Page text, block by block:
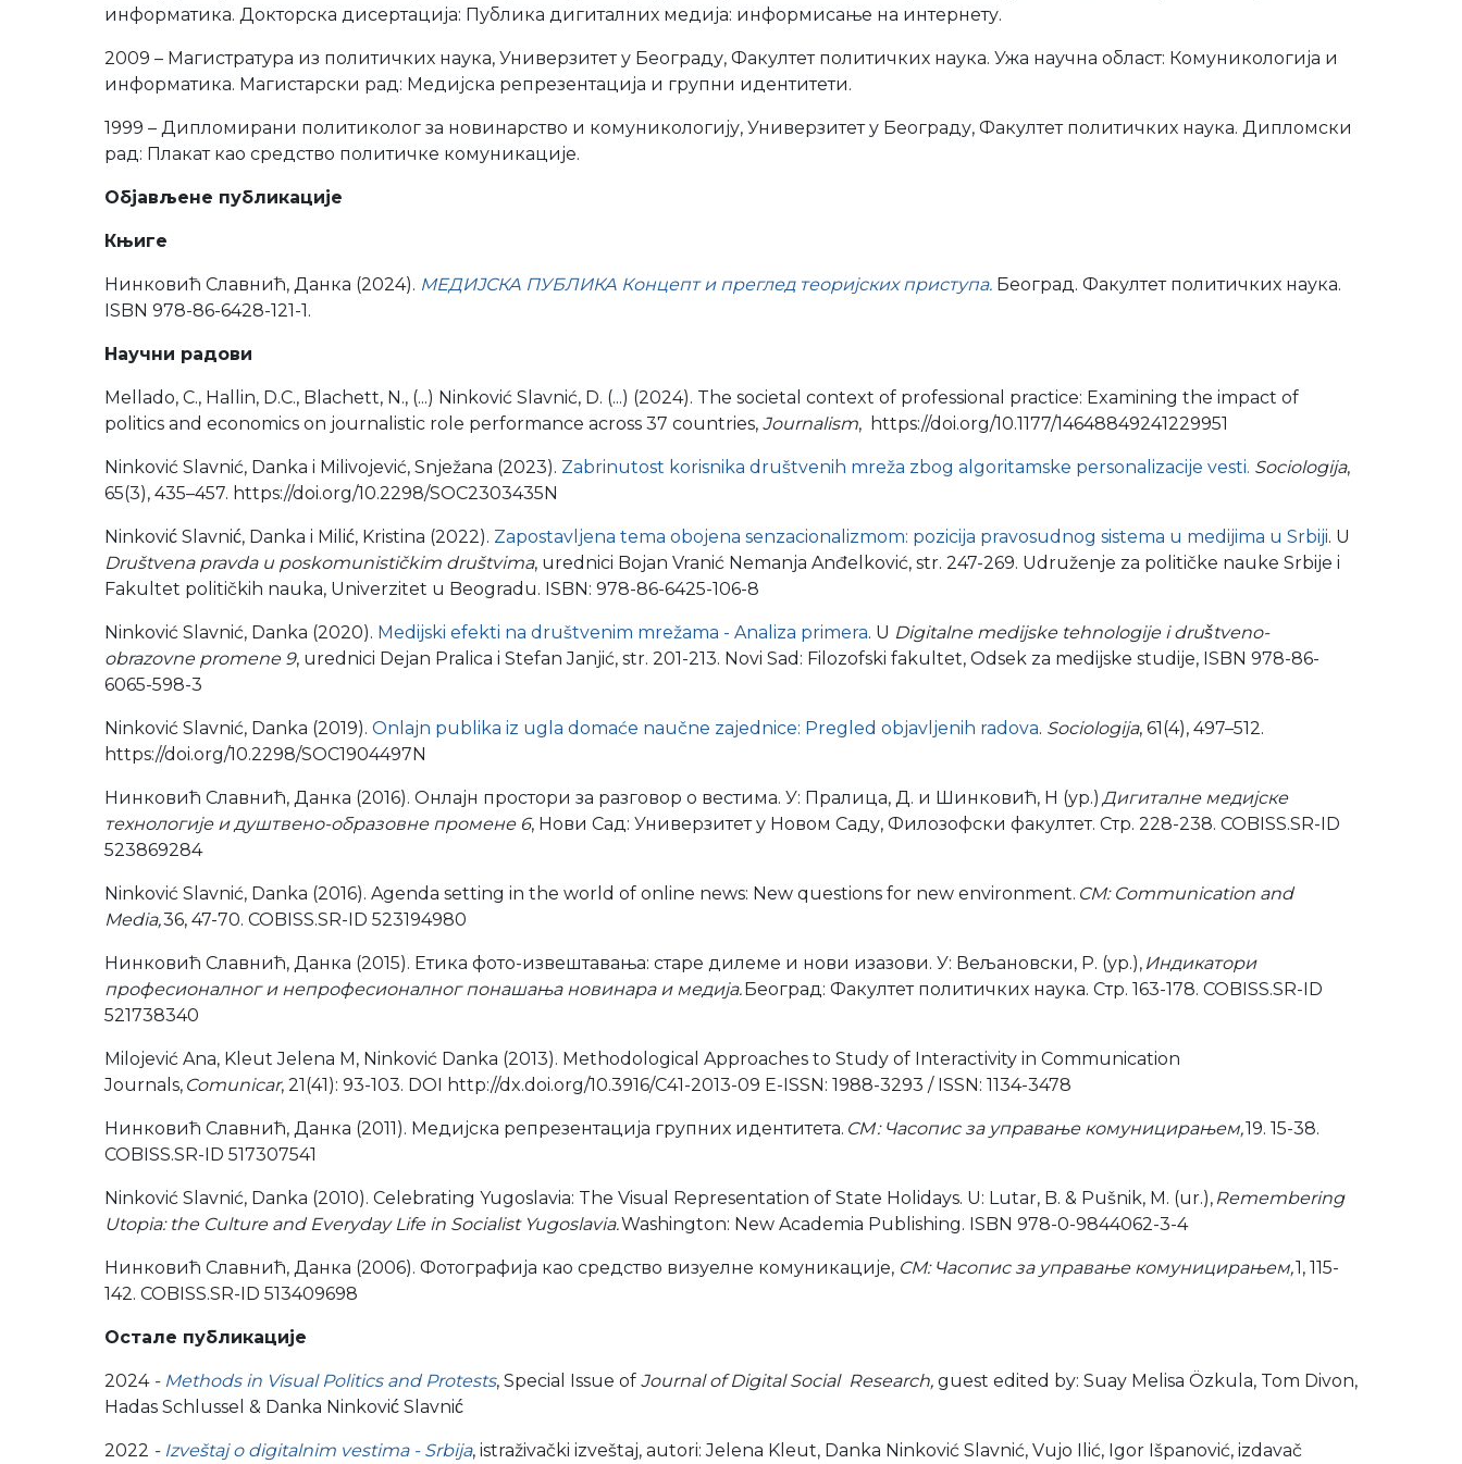
информатика. Докторска дисертација: Публика дигиталних медија: информисање на интернету.
2009 – Магистратура из политичких наукa, Универзитет у Београду, Факултет политичких наука. Ужа научна област: Комуникологија и
информатика. Магистарски рад: Медијска репрезентација и групни идентитети.
1999 – Дипломирани политиколог за новинарство и комуникологију, Универзитет у Београду, Факултет политичких наука. Дипломски
рад: Плакат као средство политичке комуникације.
Објављене публикације
Књиге
Нинковић Славнић, Данка (2024). МЕДИЈСКА ПУБЛИКА Концепт и преглед теоријских приступа. Београд. Факултет политичких наука.
ISBN 978-86-6428-121-1.
Научни радови
Mellado, C., Hallin, D.C., Blachett, N., (...) Ninković Slavnić, D. (...) (2024). The societal context of professional practice: Examining the impact of
politics and economics on journalistic role performance across 37 countries, Journalism, https://doi.org/10.1177/14648849241229951
Ninković Slavnić, Danka i Milivojević, Snježana (2023). Zabrinutost korisnika društvenih mreža zbog algoritamske personalizacije vesti. Sociologija,
65(3), 435–457. https://doi.org/10.2298/SOC2303435N
Ninković Slavnić, Danka i Milić, Kristina (2022). Zapostavljena tema obojena senzacionalizmom: pozicija pravosudnog sistema u medijima u Srbiji. U
Društvena pravda u poskomunističkim društvima, urednici Bojan Vranić Nemanja Anđelković, str. 247-269. Udruženje za političke nauke Srbije i
Fakultet političkih nauka, Univerzitet u Beogradu. ISBN: 978-86-6425-106-8
Ninković Slavnić, Danka (2020). Medijski efekti na društvenim mrežama - Analiza primera. U Digitalne medijske tehnologije i društveno-
obrazovne promene 9, urednici Dejan Pralica i Stefan Janjić, str. 201-213. Novi Sad: Filozofski fakultet, Odsek za medijske studije, ISBN 978-86-
6065-598-3
Ninković Slavnić, Danka (2019). Onlajn publika iz ugla domaće naučne zajednice: Pregled objavljenih radova. Sociologija, 61(4), 497–512.
https://doi.org/10.2298/SOC1904497N
Нинковић Славнић, Данка (2016). Онлајн простори за разговор о вестима. У: Пралица, Д. и Шинковић, Н (ур.) Дигиталне медијске
технологије и душтвено-образовне промене 6, Нови Сад: Универзитет у Новом Саду, Филозофски факултет. Стр. 228-238. COBISS.SR-ID
523869284
Ninković Slavnić, Danka (2016). Agenda setting in the world of online news: New questions for new environment. CM: Communication and
Media,36, 47-70. COBISS.SR-ID 523194980
Нинковић Славнић, Данка (2015). Етика фото-извештавања: старе дилеме и нови изазови. У: Вељановски, Р. (ур.), Индикатори
професионалног и непрофесионалног понашања новинара и медија.Београд: Факултет политичких наука. Стр. 163-178. COBISS.SR-ID
521738340
Milojević Ana, Kleut Jelena M, Ninković Danka (2013). Methodological Approaches to Study of Interactivity in Communication
Journals, Comunicar, 21(41): 93-103. DOI http://dx.doi.org/10.3916/C41-2013-09 E-ISSN: 1988-3293 / ISSN: 1134-3478
Нинковић Славнић, Данка (2011). Медијска репрезентација групних идентитета. CM: Часопис за управање комуницирањем,19. 15-38.
COBISS.SR-ID 517307541
Ninković Slavnić, Danka (2010). Celebrating Yugoslavia: The Visual Representation of State Holidays. U: Lutar, B. & Pušnik, M. (ur.), Remembering
Utopia: the Culture and Everyday Life in Socialist Yugoslavia.Washington: New Academia Publishing. ISBN 978-0-9844062-3-4
Нинковић Славнић, Данка (2006). Фотографија као средство визуелне комуникације, CM: Часопис за управање комуницирањем,1, 115-
142. COBISS.SR-ID 513409698
Остале публикације
2024- Methods in Visual Politics and Protests, Special Issue of Journal of Digital Social Research, guest edited by: Suay Melisa Özkula, Tom Divon,
Hadas Schlussel & Danka Ninković Slavnić
2022 - Izveštaj o digitalnim vestima - Srbija, istraživački izveštaj, autori: Jelena Kleut, Danka Ninković Slavnić, Vujo Ilić, Igor Išpanović, izdavač